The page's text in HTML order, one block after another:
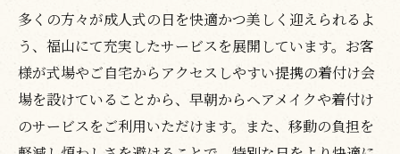
多くの方々が成人式の日を快適かつ美しく迎えられるよ
う、福山にて充実したサービスを展開しています。お客
様が式場やご自宅からアクセスしやすい提携の着付け会
場を設けていることから、早朝からヘアメイクや着付け
のサービスをご利用いただけます。また、移動の負担を